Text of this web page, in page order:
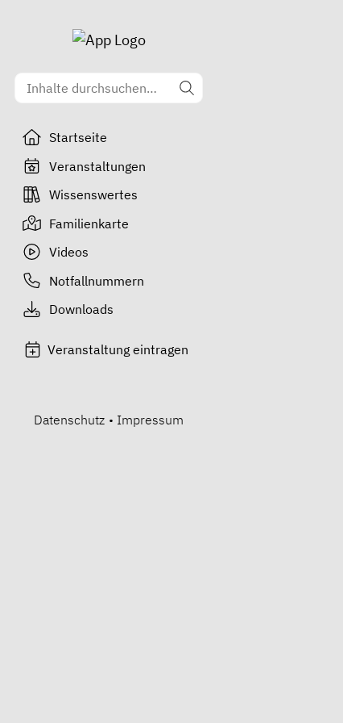
Startseite
Veranstaltungen
Wissenswertes
Familienkarte
Videos
Notfallnummern
Downloads
Veranstaltung eintragen
Datenschutz • Impressum